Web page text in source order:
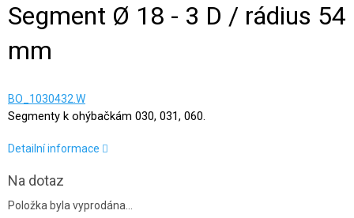
Segment Ø 18 - 3 D / rádius 54
mm
BO_1030432.W
Segmenty k ohýbačkám 030, 031, 060.
Detailní informace
Na dotaz
Položka byla vyprodána…